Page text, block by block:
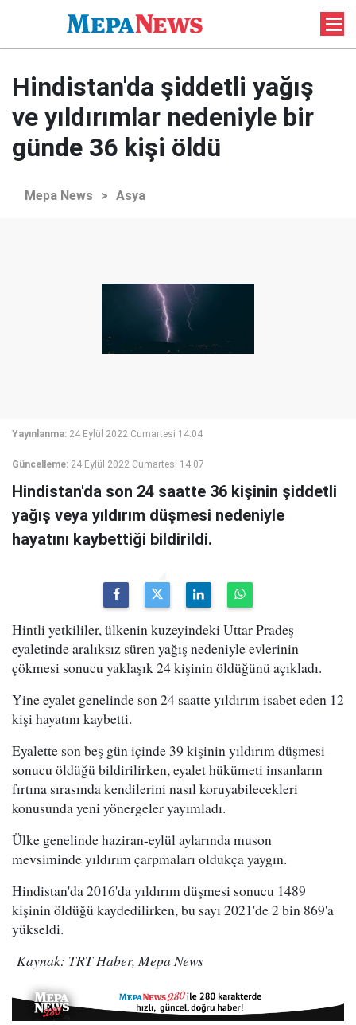
Hindistan'da şiddetli yağış
ve yıldırımlar nedeniyle bir
günde 36 kişi öldü
Mepa News > Asya
Yayınlanma: 24 Eylül 2022 Cumartesi 14:04
Güncelleme: 24 Eylül 2022 Cumartesi 14:07
Hindistan'da son 24 saatte 36 kişinin şiddetli
yağış veya yıldırım düşmesi nedeniyle
hayatını kaybettiği bildirildi.
Hintli yetkililer, ülkenin kuzeyindeki Uttar Pradeş
eyaletinde aralıksız süren yağış nedeniyle evlerinin
çökmesi sonucu yaklaşık 24 kişinin öldüğünü açıkladı.
Yine eyalet genelinde son 24 saatte yıldırım isabet eden 12
kişi hayatını kaybetti.
Eyalette son beş gün içinde 39 kişinin yıldırım düşmesi
sonucu öldüğü bildirilirken, eyalet hükümeti insanların
fırtına sırasında kendilerini nasıl koruyabilecekleri
konusunda yeni yönergeler yayımladı.
Ülke genelinde haziran-eylül aylarında muson
mevsiminde yıldırım çarpmaları oldukça yaygın.
Hindistan'da 2016'da yıldırım düşmesi sonucu 1489
kişinin öldüğü kaydedilirken, bu sayı 2021'de 2 bin 869'a
yükseldi.
Kaynak: TRT Haber, Mepa News